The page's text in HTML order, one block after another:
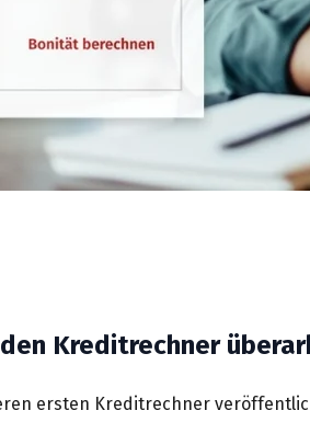
Kreditrechner
ersten Kreditrechner